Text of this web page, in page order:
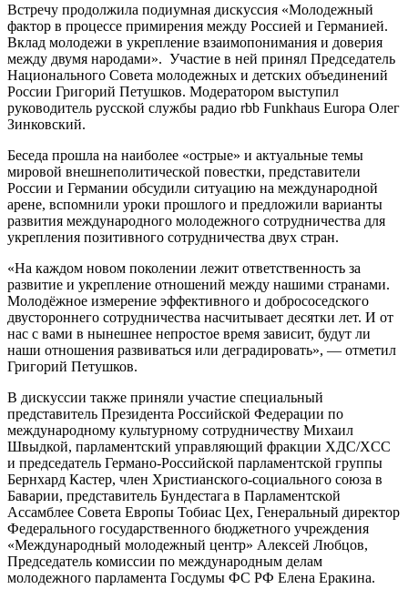
Встречу продолжила подиумная дискуссия «Молодежный
фактор в процессе примирения между Россией и Германией.
Вклад молодежи в укрепление взаимопонимания и доверия
между двумя народами». Участие в ней принял Председатель
Национального Совета молодежных и детских объединений
России Григорий Петушков. Модератором выступил
руководитель русской службы радио rbb Funkhaus Europa Олег
Зинковский.
Беседа прошла на наиболее «острые» и актуальные темы
мировой внешнеполитической повестки, представители
России и Германии обсудили ситуацию на международной
арене, вспомнили уроки прошлого и предложили варианты
развития международного молодежного сотрудничества для
укрепления позитивного сотрудничества двух стран.
«На каждом новом поколении лежит ответственность за
развитие и укрепление отношений между нашими странами.
Молодёжное измерение эффективного и добрососедского
двустороннего сотрудничества насчитывает десятки лет. И от
нас с вами в нынешнее непростое время зависит, будут ли
наши отношения развиваться или деградировать», — отметил
Григорий Петушков.
В дискуссии также приняли участие специальный
представитель Президента Российской Федерации по
международному культурному сотрудничеству Михаил
Швыдкой, парламентский управляющий фракции ХДС/XCC
и председатель Германо-Российской парламентской группы
Бернхард Кастер, член Христианского-социального союза в
Баварии, представитель Бундестага в Парламентской
Ассамблее Совета Европы Тобиас Цех, Генеральный директор
Федерального государственного бюджетного учреждения
«Международный молодежный центр» Алексей Любцов,
Председатель комиссии по международным делам
молодежного парламента Госдумы ФС РФ Елена Еракина.